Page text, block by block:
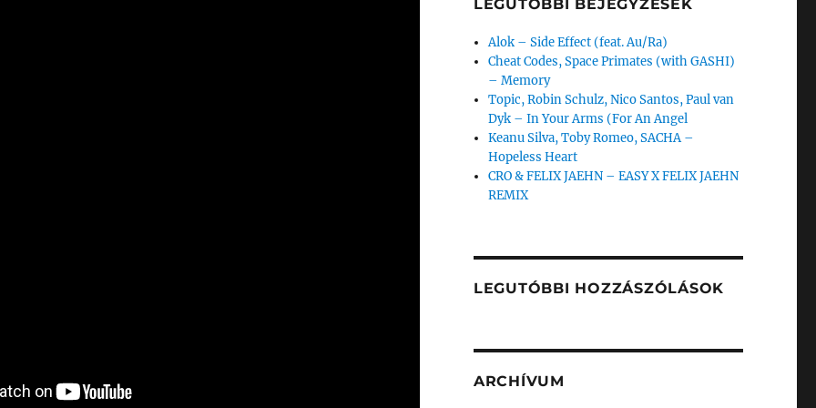
LEGUTÓBBI BEJEGYZÉSEK
Alok – Side Effect (feat. Au/Ra)
Cheat Codes, Space Primates (with GASHI)
– Memory
Topic, Robin Schulz, Nico Santos, Paul van
Dyk – In Your Arms (For An Angel
Keanu Silva, Toby Romeo, SACHA –
Hopeless Heart
CRO & FELIX JAEHN – EASY X FELIX JAEHN
REMIX
LEGUTÓBBI HOZZÁSZÓLÁSOK
ARCHÍVUM